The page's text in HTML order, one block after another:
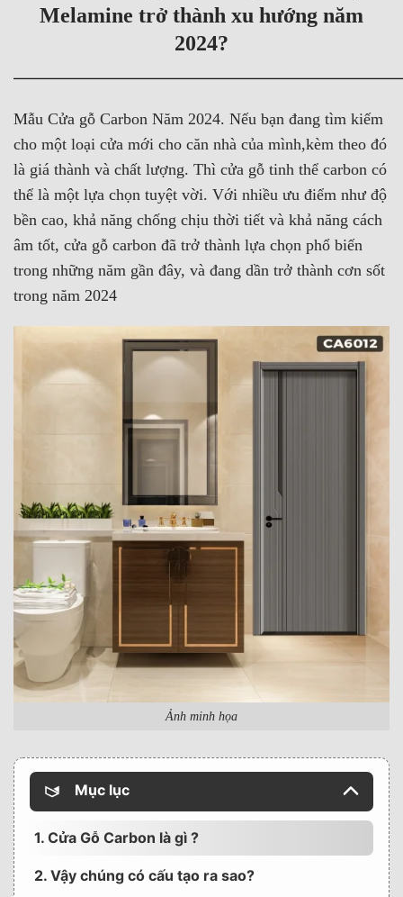
Melamine trở thành xu hướng năm
2024?
Mẫu Cửa gỗ Carbon Năm 2024. Nếu bạn đang tìm kiếm
cho một loại cửa mới cho căn nhà của mình,kèm theo đó
là giá thành và chất lượng. Thì cửa gỗ tinh thể carbon có
thể là một lựa chọn tuyệt vời. Với nhiều ưu điểm như độ
bền cao, khả năng chống chịu thời tiết và khả năng cách
âm tốt, cửa gỗ carbon đã trở thành lựa chọn phổ biến
trong những năm gần đây, và đang dần trở thành cơn sốt
trong năm 2024
Ảnh minh họa
Mục lục
1. Cửa Gỗ Carbon là gì ?
2. Vậy chúng có cấu tạo ra sao?